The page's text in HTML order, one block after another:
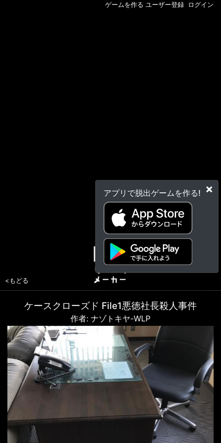
×
アプリで脱出ゲームを作る!
ゲームを作る ユーザー登録 ログイン
<もどる
ケースクローズド File1悪徳社長殺人事件
作者: ナゾトキヤ-WLP